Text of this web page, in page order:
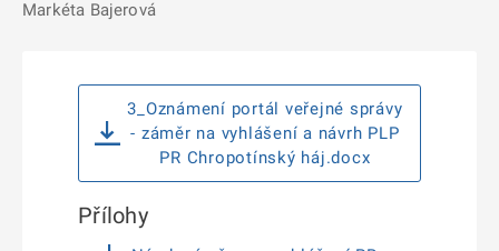
Markéta Bajerová
3_Oznámení portál veřejné správy
- záměr na vyhlášení a návrh PLP
PR Chropotínský háj.docx
Přílohy